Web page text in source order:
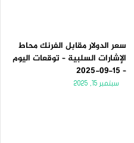
سعر الدولار مقابل الفرنك محاط
الإشارات السلبية – توقعات اليوم
– 15-09-2025
سبتمبر 15, 2025